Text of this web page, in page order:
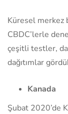
Küresel merkez
CBDC’lerle
çeşitli testler,
dağıtımlar
Kanada
Şubat 2020’de